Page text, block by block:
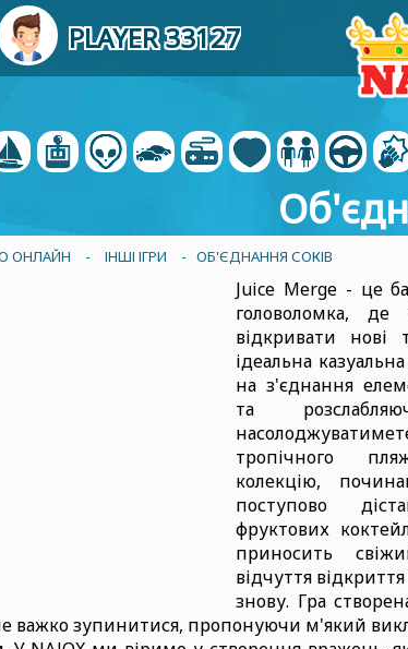
PLAYER 33127
ОНЛАЙН - ІНШІ ІГРИ - ОБ'ЄДНАННЯ СОКІВ
Juice Merge - це
головоломка,
відкривати
ідеальна
на з'єднання
та
тропічного
колекцію,
поступово
фруктових
приносить
відчуття
знову. Гра
важко зупинитися, пропонуючи м'який